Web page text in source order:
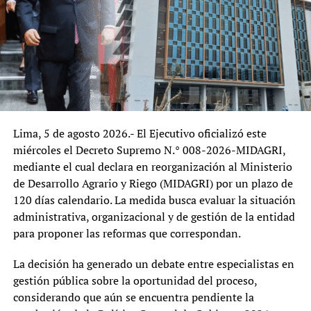
produce durante la primera semana de gestión del
Gobierno que asumió funciones el 28 de julio de 2026.
De confirmarse los hechos descritos, el caso podría
reabrir el debate sobre los límites de la discrecionalidad
política en la administración pública y el respeto a los
cargos cuyo período y causales de remoción se
encuentran expresamente regulados por ley.
Desde una perspectiva institucional, el episodio plantea
interrogantes sobre la relación entre el Poder Ejecutivo y
los organismos técnicos especializados. Si bien todo
gobierno tiene la potestad de definir prioridades y
conformar equipos en los cargos de confianza, los
organismos cuyos titulares cuentan con mandatos
legales buscan precisamente garantizar continuidad,
políticos. Cualquier intento de apartar a estos
funcionarios fuera del procedimiento establecido podría
generar cuestionamientos sobre la seguridad jurídica y la
Lima, 5 de agosto 2026.- El Ejecutivo oficializó este
miércoles el Decreto Supremo N.° 008-2026-MIDAGRI,
mediante el cual declara en reorganización al Ministerio
de Desarrollo Agrario y Riego (MIDAGRI) por un plazo de
120 días calendario. La medida busca evaluar la situación
administrativa, organizacional y de gestión de la entidad
para proponer las reformas que correspondan.
La decisión ha generado un debate entre especialistas en
gestión pública sobre la oportunidad del proceso,
considerando que aún se encuentra pendiente la